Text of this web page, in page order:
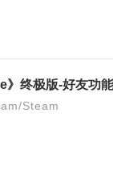
》终极版-好友功
Steam